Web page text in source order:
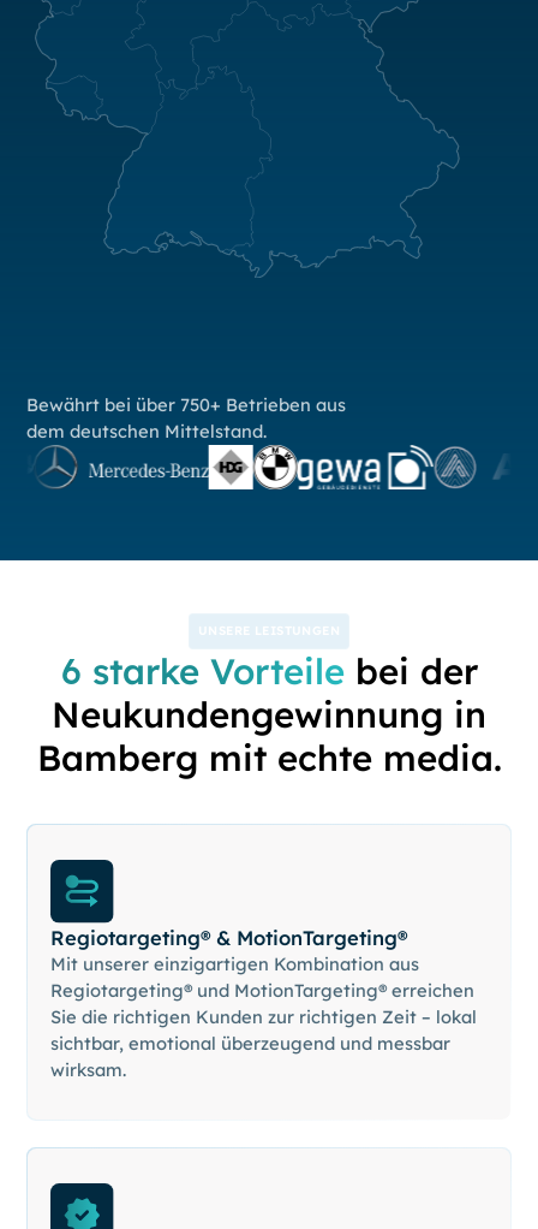
Bewährt bei über 750+ Betrieben aus
dem deutschen Mittelstand.
UNSERE LEISTUNGEN
6 starke Vorteilebei der
Neukundengewinnung in
Bamberg mit echte media.
Regiotargeting® & MotionTargeting®
Mit unserer einzigartigen Kombination aus
Regiotargeting® und MotionTargeting® erreichen
Sie die richtigen Kunden zur richtigen Zeit – lokal
sichtbar, emotional überzeugend und messbar
wirksam.